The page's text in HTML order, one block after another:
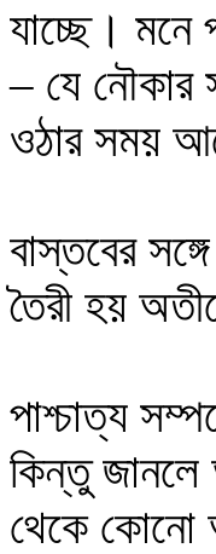
যাচ্ছে।
– যে নৌকার
ওঠার সময়
বাস্তবের
তৈরী হয়
পাশ্চাত্য
কিন্তু জানলে
থেকে কোনো